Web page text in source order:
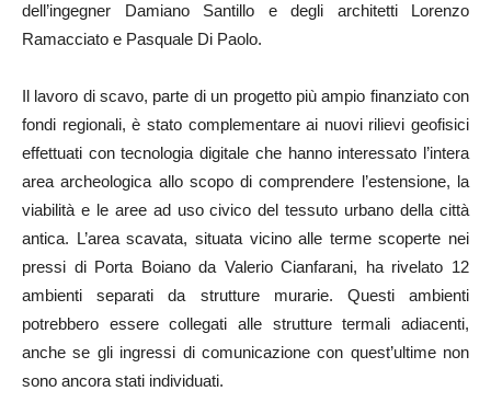
dell’ingegner Damiano Santillo e degli architetti Lorenzo
Ramacciato e Pasquale Di Paolo.
Il lavoro di scavo, parte di un progetto più ampio finanziato con
fondi regionali, è stato complementare ai nuovi rilievi geofisici
effettuati con tecnologia digitale che hanno interessato l’intera
area archeologica allo scopo di comprendere l’estensione, la
viabilità e le aree ad uso civico del tessuto urbano della città
antica. L’area scavata, situata vicino alle terme scoperte nei
pressi di Porta Boiano da Valerio Cianfarani, ha rivelato 12
ambienti separati da strutture murarie. Questi ambienti
potrebbero essere collegati alle strutture termali adiacenti,
anche se gli ingressi di comunicazione con quest’ultime non
sono ancora stati individuati.